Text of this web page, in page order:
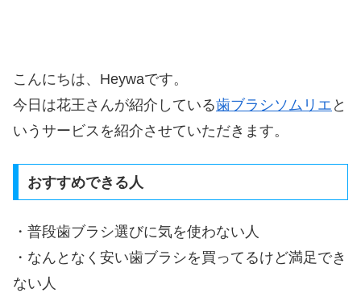
こんにちは、Heywaです。
今日は花王さんが紹介している歯ブラシソムリエ と
いうサービスを紹介させていただきます。
おすすめできる人
・普段歯ブラシ選びに気を使わない人
・なんとなく安い歯ブラシを買ってるけど満足でき
ない人